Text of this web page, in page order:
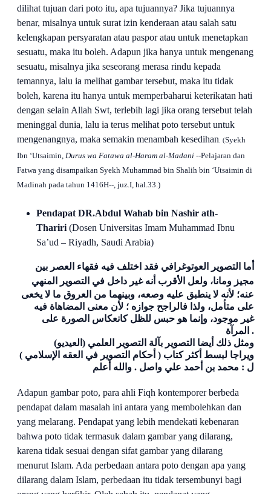
dilihat tujuan dari poto itu, apa tujuannya? Jika tujuannya
benar, misalnya untuk surat izin kenderaan atau salah satu
kelengkapan persyaratan atau paspor atau untuk menetapkan
sesuatu, maka itu boleh. Adapun jika hanya untuk mengenang
sesuatu, misalnya jika seseorang merasa rindu kepada
temannya, lalu ia melihat gambar tersebut, maka itu tidak
boleh, karena itu hanya untuk memperbaharui keterikatan hati
dengan selain Allah Swt, terlebih lagi jika orang tersebut telah
meninggal dunia, lalu ia terus melihat poto tersebut untuk
mengenangnya, maka semakin menambah kesedihan. (Syekh
Ibn ‘Utsaimin, Durus wa Fatawa al-Haram al-Madani --Pelajaran dan
Fatwa yang disampaikan Syekh Muhammad bin Shalih bin ‘Utsaimin di
Madinah pada tahun 1416H--, juz.I, hal.33.)
Pendapat DR.Abdul Wahab bin Nashir ath-
Thariri (Dosen Universitas Imam Muhammad Ibnu
Sa’ud – Riyadh, Saudi Arabia)
أما التصوير العوتوغرافي فقد اختلف فيه فقهاء العصر بين
مجيز ومانا، ولعل الأقرب أنه غير داخل في التصوير المنهي
عنه؛ لأنه لا ينطبق عليه وصعه، وبينهما من العروق ما لا يخعى
على متأمل، ولذا فالراجح جوازه ؛ لأن معنى المضاهاة فيه
غير موجود، وإنما هو حبس للظل كانعكاس الصورة على
المرآة .
ومثل ذلك أيضا التصوير بآلة التصوير العلمي (العيديو)
ويراجا لبسط أكثر كتاب ( أحكام التصوير في العقه الإسلامي )
ل : محمد بن أحمد علي واصل . والله أعلم
Adapun gambar poto, para ahli Fiqh kontemporer berbeda
pendapat dalam masalah ini antara yang membolehkan dan
yang melarang. Pendapat yang lebih mendekati kebenaran
bahwa poto tidak termasuk dalam gambar yang dilarang,
karena tidak sesuai dengan sifat gambar yang dilarang
menurut Islam. Ada perbedaan antara poto dengan apa yang
dilarang dalam Islam, perbedaan itu tidak tersembunyi bagi